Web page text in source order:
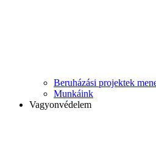
Beruházási projektek
Munkáink
Vagyonvédelem